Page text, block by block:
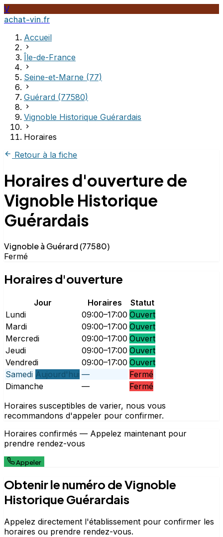
V
achat-vin.fr
Accueil
Île-de-France
Seine-et-Marne (77)
Guérard (77580)
Vignoble Historique Guérardais
Horaires
Retour à la fiche
Horaires d'ouverture de
Vignoble Historique
Guérardais
Vignoble à Guérard (77580)
Fermé
Horaires d'ouverture
Jour Horaires
Statut
Lundi
09:00–17:00 Ouvert
Mardi
09:00–17:00 Ouvert
Mercredi
09:00–17:00 Ouvert
Jeudi
09:00–17:00 Ouvert
Vendredi
09:00–17:00 Ouvert
Samedi Aujourd'hui —
Fermé
Dimanche
—
Fermé
Horaires susceptibles de varier, nous vous
recommandons d'appeler pour confirmer.
Horaires confirmés — Appelez maintenant pour
prendre rendez-vous
Appeler
Obtenir le numéro de Vignoble
Historique Guérardais
Appelez directement l'établissement pour confirmer les
horaires ou prendre rendez-vous.